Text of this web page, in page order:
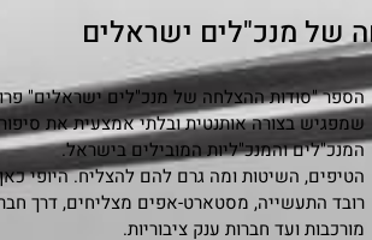
של מנכ"לים ישראלים
הספר "סודות ההצלחה של מנכ"לים ישראלים"
המנכ"לים והמנכ"ליות המובילים בישראל.
הטיפים, השיטות ומה גרם להם להצליח. היופי
רובד התעשייה, מסטארט-אפים מצליחים, דרך
מורכבות ועד חברות ענק ציבוריות.